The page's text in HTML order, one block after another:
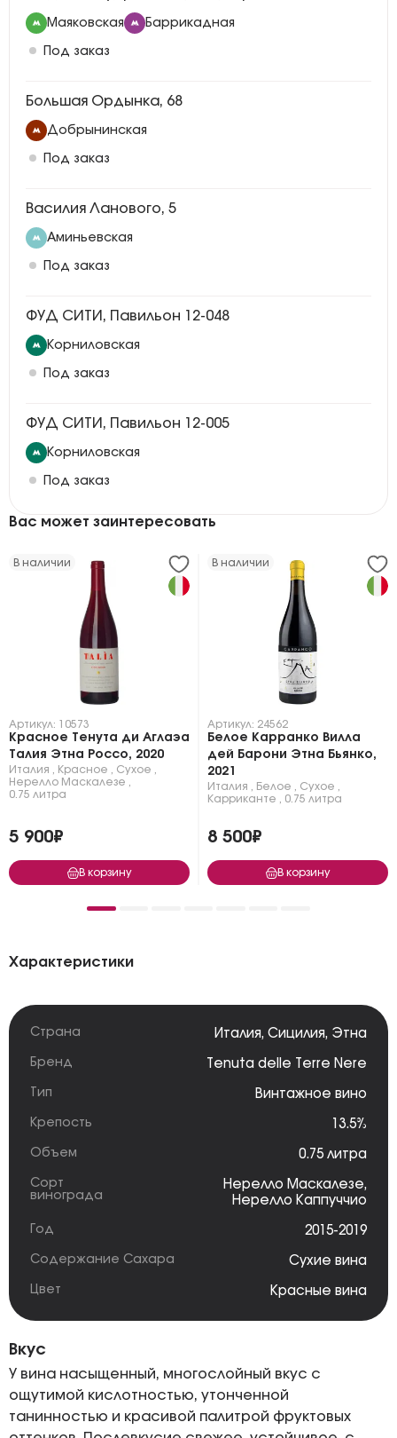
Маяковская Баррикадная
Под заказ
Большая Ордынка, 68
Добрынинская
Под заказ
Василия Ланового, 5
Аминьевская
Под заказ
ФУД СИТИ, Павильон 12-048
Корниловская
Под заказ
ФУД СИТИ, Павильон 12-005
Корниловская
Под заказ
Вас может заинтересовать
В наличии
Артикул: 10573
Красное Тенута ди Аглаэа
Талия Этна Россо, 2020
Италия Красное Сухое
Нерелло Маскалезе
0.75 литра
5 900₽
В корзину
В наличии
Артикул: 24562
Белое Карранко Вилла
дей Барони Этна Бьянко,
2021
Италия Белое Сухое
Карриканте
0.75 литра
8 500₽
В корзину
Характеристики
Страна Италия, Сицилия, Этна
Бренд Tenuta delle Terre Nere
Тип Винтажное вино
Крепость 13.5%
Объем 0.75 литра
Сорт
винограда
Нерелло Маскалезе,
Нерелло Каппуччио
Год 2015-2019
Содержание Сахара Сухие вина
Цвет Красные вина
Вкус
У вина насыщенный, многослойный вкус с
ощутимой кислотностью, утонченной
танинностью и красивой палитрой фруктовых